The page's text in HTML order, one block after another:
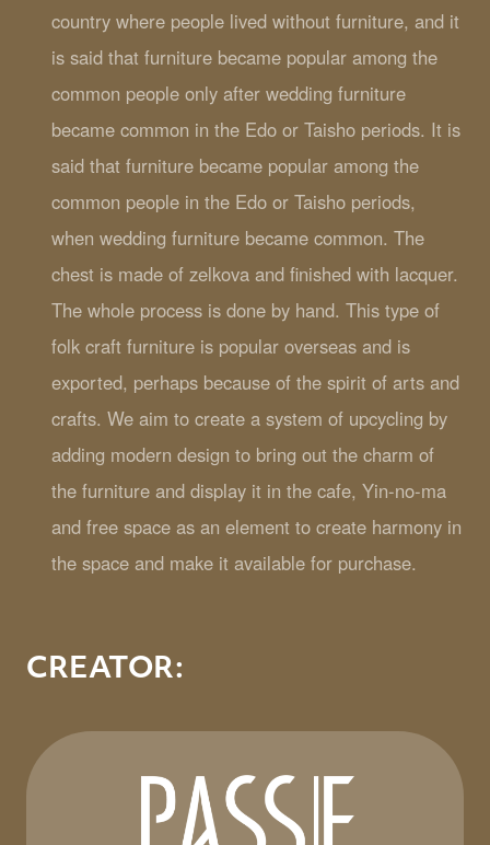
country where people lived without furniture, and it
is said that furniture became popular among the
common people only after wedding furniture
became common in the Edo or Taisho periods. It is
said that furniture became popular among the
common people in the Edo or Taisho periods,
when wedding furniture became common. The
chest is made of zelkova and finished with lacquer.
The whole process is done by hand. This type of
folk craft furniture is popular overseas and is
exported, perhaps because of the spirit of arts and
crafts. We aim to create a system of upcycling by
adding modern design to bring out the charm of
the furniture and display it in the cafe, Yin-no-ma
and free space as an element to create harmony in
the space and make it available for purchase.
CREATOR: